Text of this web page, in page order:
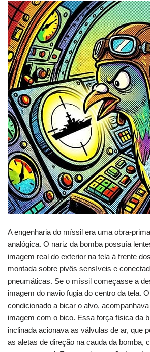
A engenharia do míssil era uma obra-
analógica. O nariz da bomba possuía
imagem real do exterior na tela à frente
montada sobre pivôs sensíveis e
pneumáticas. Se o míssil começasse a
imagem do navio fugia do centro da tela.
condicionado a bicar o alvo,
imagem com o bico. Essa força física da
inclinada acionava as válvulas de ar, que
as aletas de direção na cauda da bomba,